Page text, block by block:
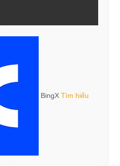
BingX Tìm hiểu